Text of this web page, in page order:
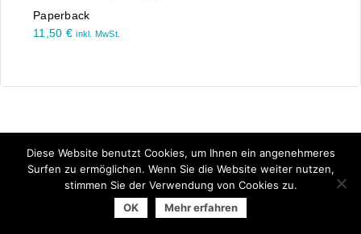
Paperback
11,50 € inkl. MwSt.
© 2026 Arbeitsgemeinschaft der Universitätsverlage | powered
|Impressum|Datenschutzhinweise
Diese Website benutzt Cookies, um Ihnen ein angenehmeres
Surfen zu ermöglichen. Wenn Sie die Website weiter nutzen,
stimmen Sie der Verwendung von Cookies zu.
OK
Mehr erfahren